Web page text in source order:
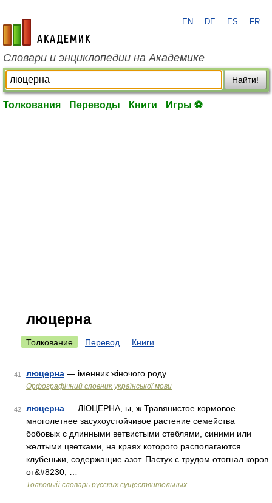
academic.ru
EN DE ES FR
Словари и энциклопедии на Академике
Найти!
Толкования Переводы Книги Игры ⚽
люцерна
Толкование Перевод Книги
41 люцерна — іменник жіночого роду …
Орфографічний словник української мови
42 люцерна — ЛЮЦЕРНА, ы, ж Травянистое кормовое
многолетнее засухоустойчивое растение семейства
бобовых с длинными ветвистыми стеблями, синими или
желтыми цветками, на краях которого располагаются
клубеньки, содержащие азот. Пастух с трудом отогнал коров
от&#8230; …
Толковый словарь русских существительных